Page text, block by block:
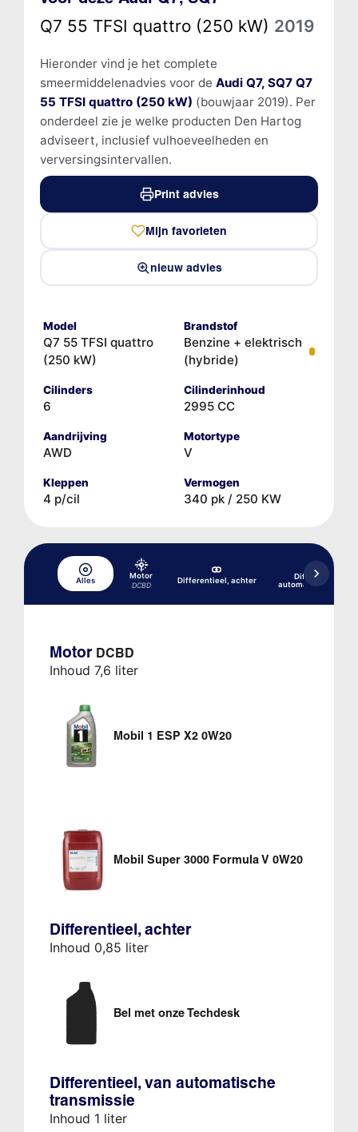
Q7 55 TFSI quattro (250 kW) 2019
Hieronder vind je het complete
smeermiddelenadvies voor de Audi Q7, SQ7 Q7
55 TFSI quattro (250 kW) (bouwjaar 2019). Per
onderdeel zie je welke producten Den Hartog
adviseert, inclusief vulhoeveelheden en
verversingsintervallen.
Print advies
Mijn favorieten
nieuw advies
Model
Q7 55 TFSI quattro
(250 kW)
Brandstof
Benzine + elektrisch
(hybride)
Cilinders
6
Cilinderinhoud
2995 CC
Aandrijving
AWD
Motortype
V
Kleppen
4 p/cil
Vermogen
340 pk / 250 KW
Alles
Motor
DCBD
Differentieel, achter
Differentieel,
automatische
Motor DCBD
Inhoud 7,6 liter
Mobil 1 ESP X2 0W20
Mobil Super 3000 Formula V 0W20
Differentieel, achter
Inhoud 0,85 liter
Bel met onze Techdesk
Differentieel, van automatische
transmissie
Inhoud 1 liter